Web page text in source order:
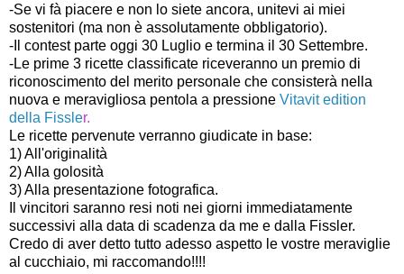
-Se vi fà piacere e non lo siete ancora, unitevi ai miei
sostenitori (ma non è assolutamente obbligatorio).
-Il contest parte oggi 30 Luglio e termina il 30 Settembre.
-Le prime 3 ricette classificate riceveranno un premio di
riconoscimento del merito personale che consisterà nella
nuova e meravigliosa pentola a pressione Vitavit edition
della Fissler.
Le ricette pervenute verranno giudicate in base:
1) All'originalità
2) Alla golosità
3) Alla presentazione fotografica.
Il vincitori saranno resi noti nei giorni immediatamente
successivi alla data di scadenza da me e dalla Fissler.
Credo di aver detto tutto adesso aspetto le vostre meraviglie
al cucchiaio, mi raccomando!!!!